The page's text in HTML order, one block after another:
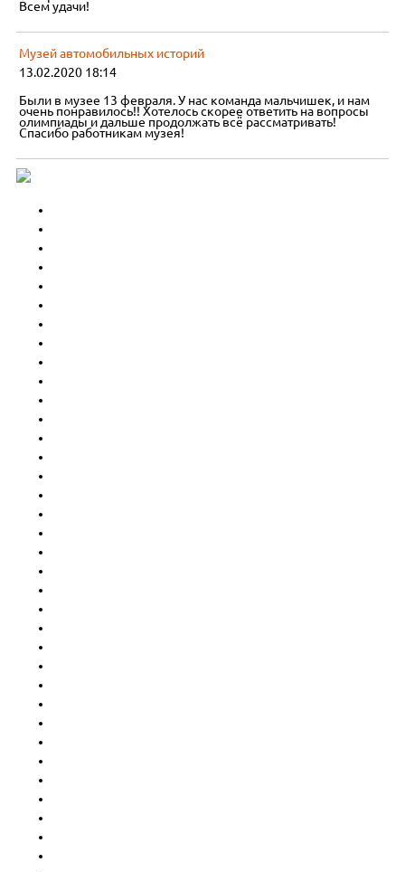
Всем удачи!
Музей автомобильных историй
13.02.2020 18:14
Были в музее 13 февраля. У нас команда мальчишек, и нам
очень понравилось!! Хотелось скорее ответить на вопросы
олимпиады и дальше продолжать всё рассматривать!
Спасибо работникам музея!